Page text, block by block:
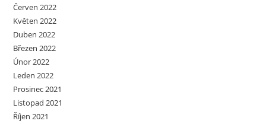
Červen 2022
Květen 2022
Duben 2022
Březen 2022
Únor 2022
Leden 2022
Prosinec 2021
Listopad 2021
Říjen 2021